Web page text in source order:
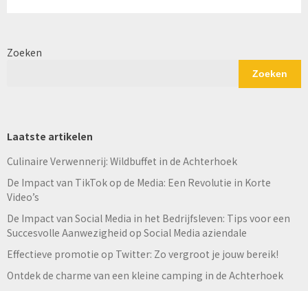
Zoeken
Zoeken
Laatste artikelen
Culinaire Verwennerij: Wildbuffet in de Achterhoek
De Impact van TikTok op de Media: Een Revolutie in Korte
Video’s
De Impact van Social Media in het Bedrijfsleven: Tips voor een
Succesvolle Aanwezigheid op Social Media aziendale
Effectieve promotie op Twitter: Zo vergroot je jouw bereik!
Ontdek de charme van een kleine camping in de Achterhoek